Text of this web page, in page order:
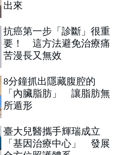
出來
抗癌第一步「診斷」很重
要！ 這方法避免治療痛
苦漫長又無效
8分鐘抓出隱藏腹腔的
「內臟脂肪」 讓脂肪無
所遁形
臺大兒醫攜手輝瑞成立
「基因治療中心」 發展